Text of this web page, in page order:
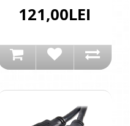
121,00LEI